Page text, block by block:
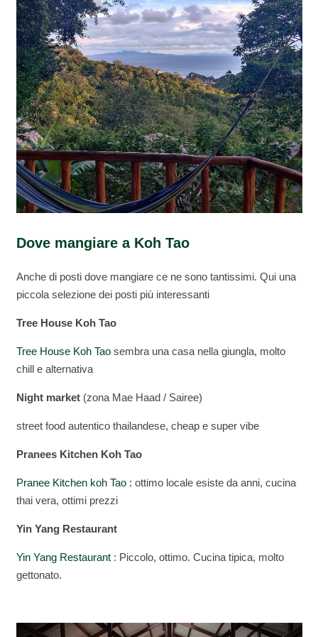
Dove mangiare a Koh Tao
Anche di posti dove mangiare ce ne sono tantissimi. Qui una
piccola selezione dei posti più interessanti
Tree House Koh Tao
Tree House Koh Taosembra una casa nella giungla, molto
chill e alternativa
Night market(zona Mae Haad / Sairee)
street food autentico thailandese, cheap e super vibe
Pranees Kitchen Koh Tao
Pranee Kitchen koh Tao : ottimo locale esiste da anni, cucina
thai vera, ottimi prezzi
Yin Yang Restaurant
Yin Yang Restaurant : Piccolo, ottimo. Cucina tipica, molto
gettonato.